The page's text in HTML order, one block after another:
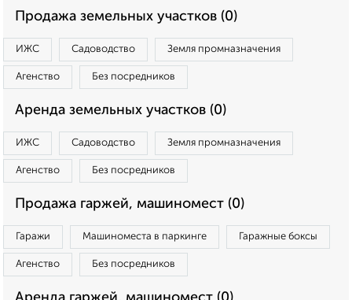
Продажа земельных участков (0)
ИЖС Садоводство Земля промназначения
Агенство Без посредников
Аренда земельных участков (0)
ИЖС Садоводство Земля промназначения
Агенство Без посредников
Продажа гаржей, машиномест (0)
Гаражи Машиноместа в паркинге Гаражные боксы
Агенство Без посредников